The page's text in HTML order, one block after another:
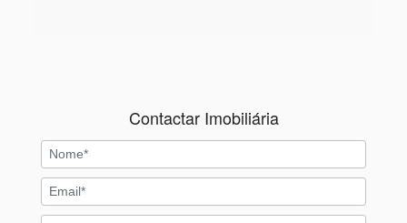
Contactar Imobiliária